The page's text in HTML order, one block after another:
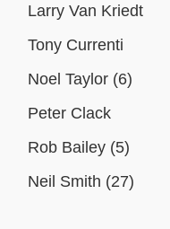
Larry Van Kriedt
Tony Currenti
Noel Taylor (6)
Peter Clack
Rob Bailey (5)
Neil Smith (27)